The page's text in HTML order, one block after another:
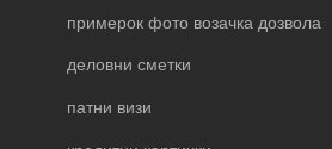
примерок фото возачка дозвола
деловни сметки
патни визи